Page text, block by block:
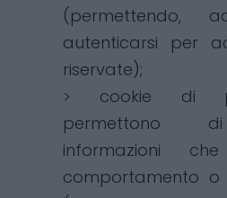
(permettendo,
autenticarsi per
riservate);
> cookie di
permettono
informazioni
comportamento o